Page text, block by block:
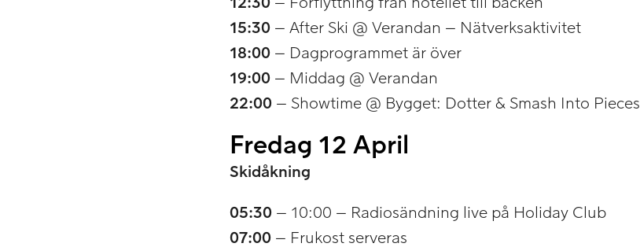
12:30 – Förflyttning från hotellet till backen
15:30 – After Ski @ Verandan – Nätverksaktivitet
18:00 – Dagprogrammet är över
19:00 – Middag @ Verandan
22:00 – Showtime @ Bygget: Dotter & Smash Into Pieces
Fredag 12 April
Skidåkning
05:30 – 10:00 – Radiosändning live på Holiday Club
07:00 – Frukost serveras